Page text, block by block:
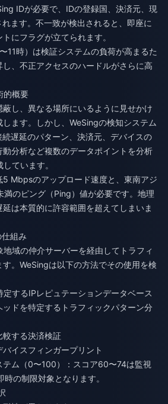
IDが必要で、IDの登録国、決済元、現
ます。不一致が検出されると、即座に
にフラグが立てられます。
11時）は検証システムの負荷が高まるた
、不正アクセスのハードルがさらに高
的概要
し、異なる場所にいるように見せかけ
ます。しかし、WeSingの検知システム
遅延のパターン、決済元、デバイスの
分析など複数のデータポイントを分析
ています。
Mbpsのアップロード速度と、東南アジ
満のピング（Ping）値が必要です。地理
は本質的に許容範囲を超えてしまいま
組み
域の仲介サーバーを経由してトラフィ
。WeSingは以下の方法でその使用を検
するIPレピュテーションデータベース
ドを特定するトラフィックパターン分
較する決済検証
イスフィンガープリント
テム（0〜100）：スコア60〜74は監視
の制限対象となります。